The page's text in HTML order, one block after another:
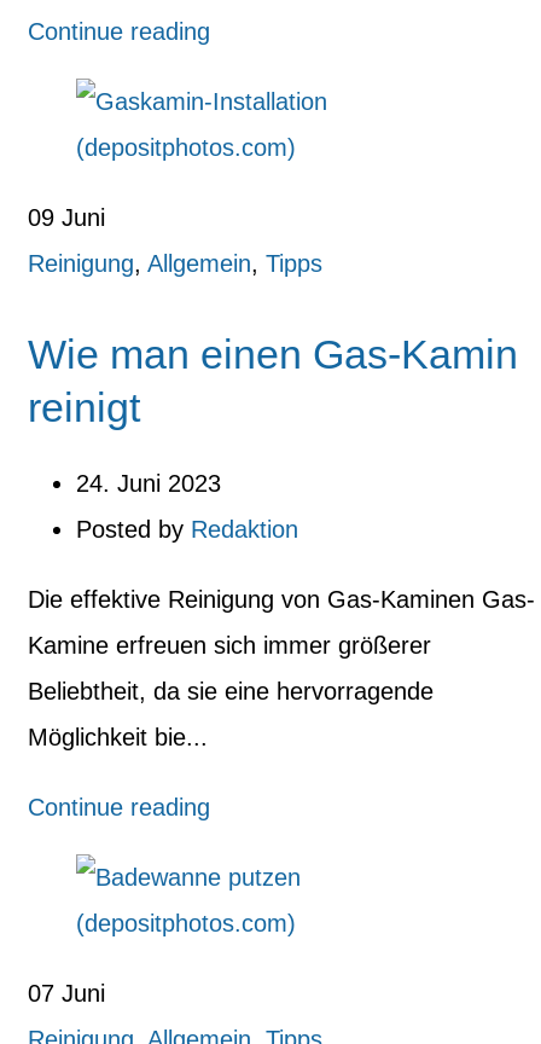
Continue reading
09 Juni
Reinigung, Allgemein, Tipps
Wie man einen Gas-Kamin
reinigt
24. Juni 2023
Posted by Redaktion
Die effektive Reinigung von Gas-Kaminen Gas-
Kamine erfreuen sich immer größerer
Beliebtheit, da sie eine hervorragende
Möglichkeit bie...
Continue reading
07 Juni
Reinigung Allgemein Tipps